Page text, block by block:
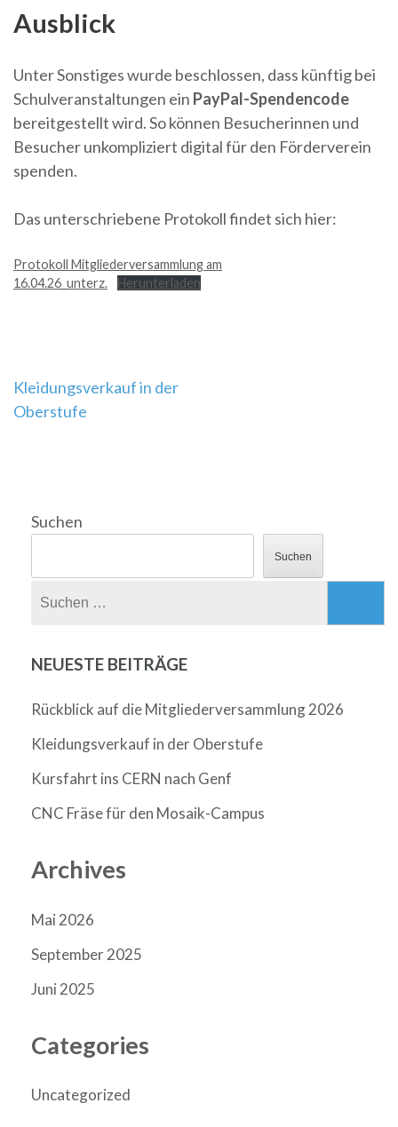
Ausblick
Unter Sonstiges wurde beschlossen, dass künftig bei
Schulveranstaltungen ein PayPal-Spendencode
bereitgestellt wird. So können Besucherinnen und
Besucher unkompliziert digital für den Förderverein
spenden.
Das unterschriebene Protokoll findet sich hier:
Protokoll Mitgliederversammlung am
16.04.26_unterz.
Herunterladen
Beitragsnavigation
Kleidungsverkauf in der
Oberstufe
Suchen
Suchen
NEUESTE BEITRÄGE
Rückblick auf die Mitgliederversammlung 2026
Kleidungsverkauf in der Oberstufe
Kursfahrt ins CERN nach Genf
CNC Fräse für den Mosaik-Campus
Archives
Mai 2026
September 2025
Juni 2025
Categories
Uncategorized